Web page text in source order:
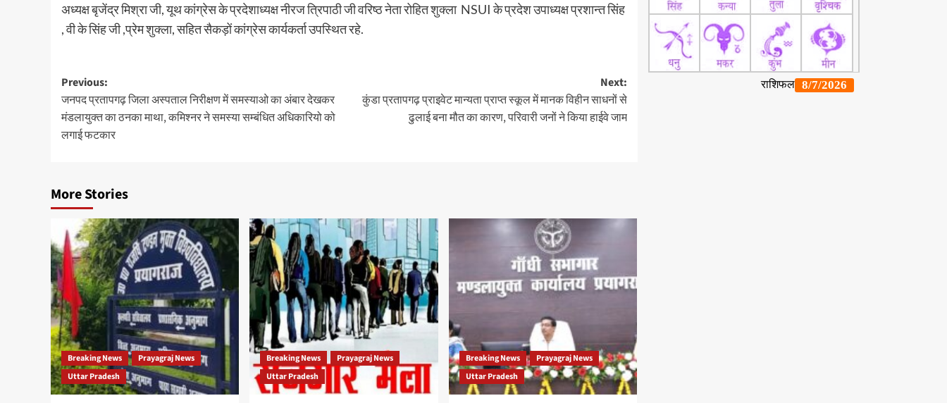
अध्यक्ष बृजेंद्र मिश्रा जी, यूथ कांग्रेस के प्रदेशाध्यक्ष नीरज त्रिपाठी जी वरिष्ठ नेता रोहित शुक्ला NSUI के प्रदेश उपाध्यक्ष प्रशान्त सिंह
, वी के सिंह जी ,प्रेम शुक्ला, सहित सैकड़ों कांग्रेस कार्यकर्ता उपस्थित रहे.
Post
navigation
Previous:
जनपद प्रतापगढ़ जिला अस्पताल निरीक्षण में समस्याओ का अंबार देखकर
मंडलायुक्त का ठनका माथा, कमिश्नर ने समस्या सम्बंधित अधिकारियो को
लगाई फटकार
Next:
कुंडा प्रतापगढ़ प्राइवेट मान्यता प्राप्त स्कूल में मानक विहीन साधनों से
ढुलाई बना मौत का कारण, परिवारी जनों ने किया हाईवे जाम
More Stories
Breaking News
Prayagraj News
Uttar Pradesh
Breaking News
Prayagraj News
Uttar Pradesh
Breaking News
Prayagraj News
Uttar Pradesh